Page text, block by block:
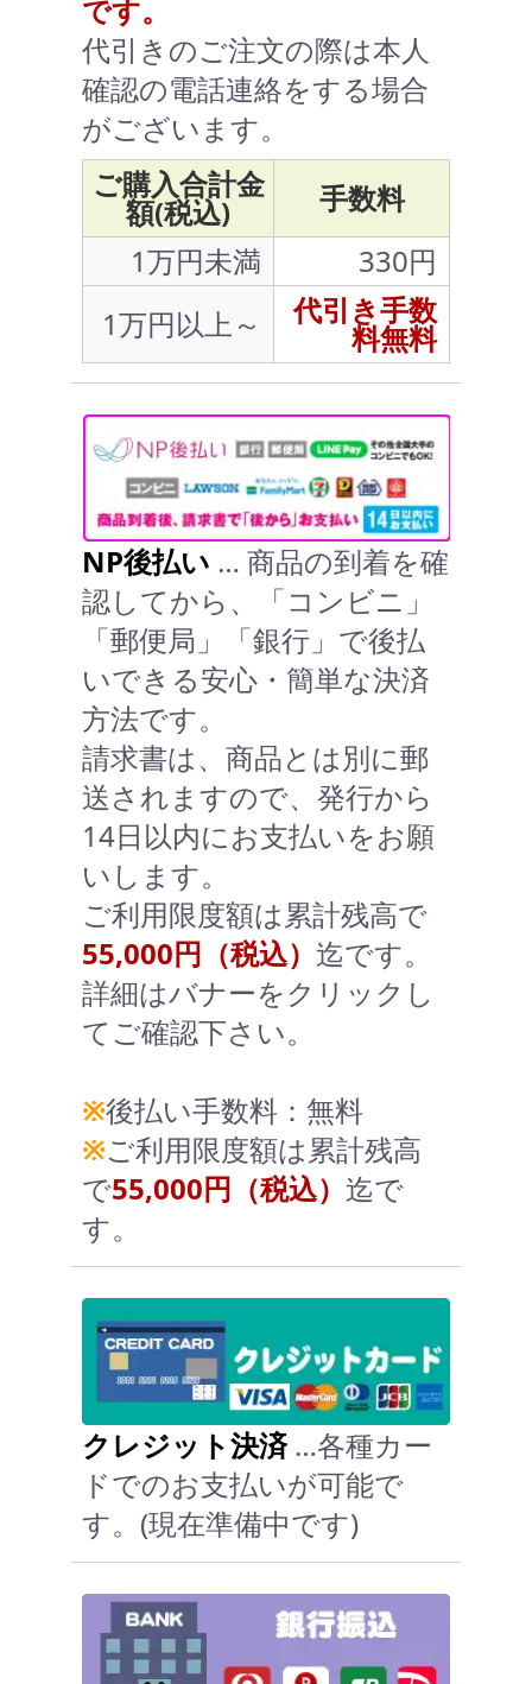
です。
代引きのご注文の際は本人
確認の電話連絡をする場合
がございます。
ご購入合計金
額(税込)
手数料
1万円未満
330円
1万円以上～
代引き手数
料無料
NP後払い … 商品の到着を確
認してから、「コンビニ」
「郵便局」「銀行」で後払
いできる安心・簡単な決済
方法です。
請求書は、商品とは別に郵
送されますので、発行から
14日以内にお支払いをお願
いします。
ご利用限度額は累計残高で
55,000円（税込） 迄です。
詳細はバナーをクリックし
てご確認下さい。
※後払い手数料：無料
※ご利用限度額は累計残高
で55,000円（税込） 迄で
す。
クレジット決済…各種カー
ドでのお支払いが可能で
す。(現在準備中です)